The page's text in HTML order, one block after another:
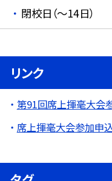
閉校日（～14日）
リンク
第91回席上揮毫大会
席上揮毫大会参加申